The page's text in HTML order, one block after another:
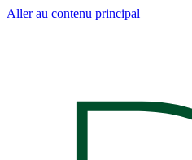
Aller au contenu principal